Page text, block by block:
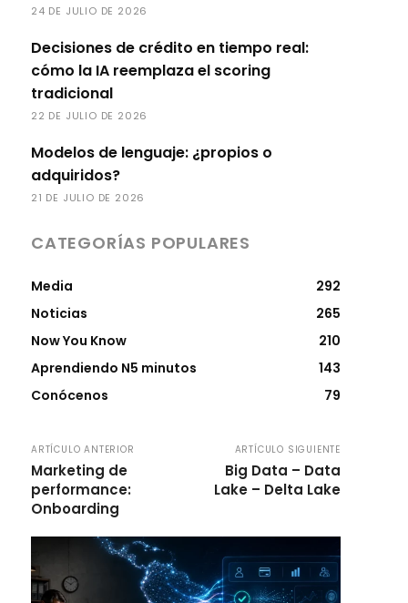
24 DE JULIO DE 2026
Decisiones de crédito en tiempo real:
cómo la IA reemplaza el scoring
tradicional
22 DE JULIO DE 2026
Modelos de lenguaje: ¿propios o
adquiridos?
21 DE JULIO DE 2026
CATEGORÍAS POPULARES
Media
292
Noticias
265
Now You Know
210
Aprendiendo N5 minutos
143
Conócenos
79
ARTÍCULO ANTERIOR
Marketing de
performance:
Onboarding
ARTÍCULO SIGUIENTE
Big Data – Data
Lake – Delta Lake